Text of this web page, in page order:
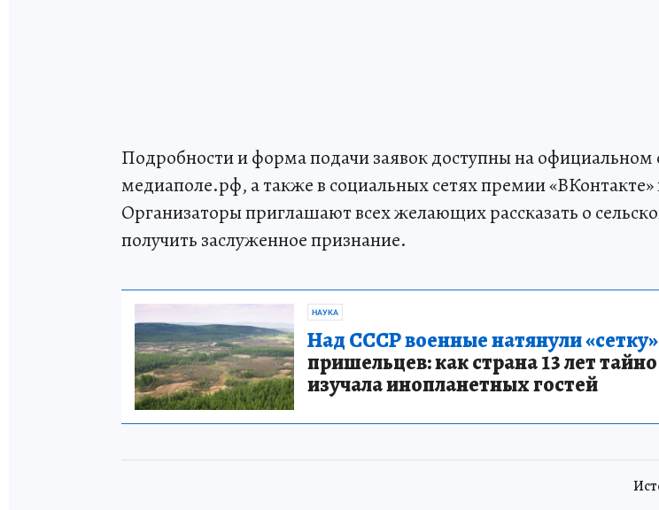
Подробности и форма подачи заявок доступны на официальном
медиаполе.рф, а также в социальных сетях премии
Организаторы приглашают всех желающих рассказать о
получить заслуженное признание.
НАУКА
Над СССР военные натянули «сетку»
пришельцев: как страна 13 лет
изучала инопланетных гостей